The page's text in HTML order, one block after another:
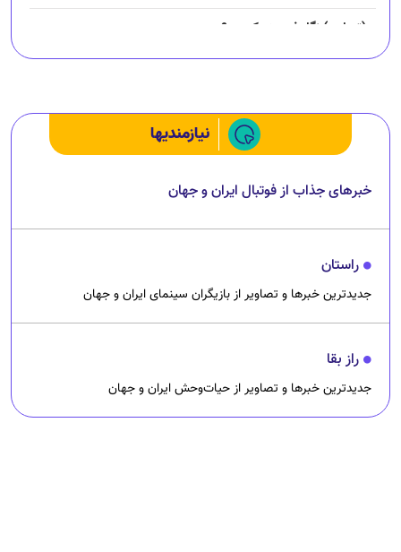
(تصاویر) نگار فرهمند کیست؟
نیازمندیها
خبرهای جذاب از فوتبال ایران و جهان
راستان
جدیدترین خبرها و تصاویر از بازیگران سینمای ایران و جهان
راز بقا
جدیدترین خبرها و تصاویر از حیات‌وحش ایران و جهان